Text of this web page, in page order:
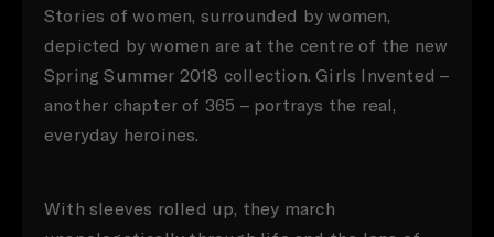
Stories of women, surrounded by women,
depicted by women are at the centre of the new
Spring Summer 2018 collection. Girls Invented –
another chapter of 365 – portrays the real,
everyday heroines.
With sleeves rolled up, they march